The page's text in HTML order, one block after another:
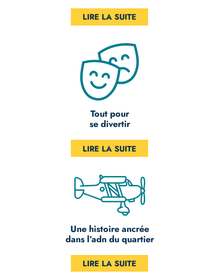
LIRE LA SUITE
Tout pour
se divertir
LIRE LA SUITE
Une histoire ancrée
dans l’adn du quartier
LIRE LA SUITE